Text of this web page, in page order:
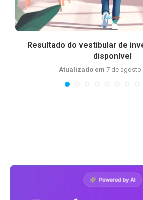
Resultado do vestibular de
disponível
Atualizado em 7 de agosto